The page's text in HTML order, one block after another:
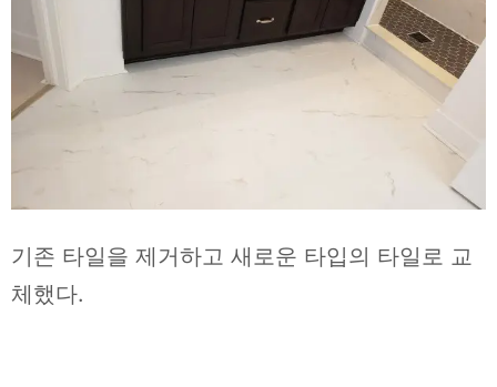
기존 타일을 제거하고 새로운 타입의 타일로 교
체했다.